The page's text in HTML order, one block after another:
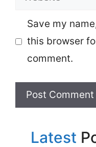
Save my
this browser
comment.
Latest